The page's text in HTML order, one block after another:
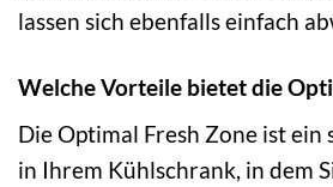
lassen sich ebenfalls einfach
Welche Vorteile bietet die
Die Optimal Fresh Zone ist ein
in Ihrem Kühlschrank, in dem